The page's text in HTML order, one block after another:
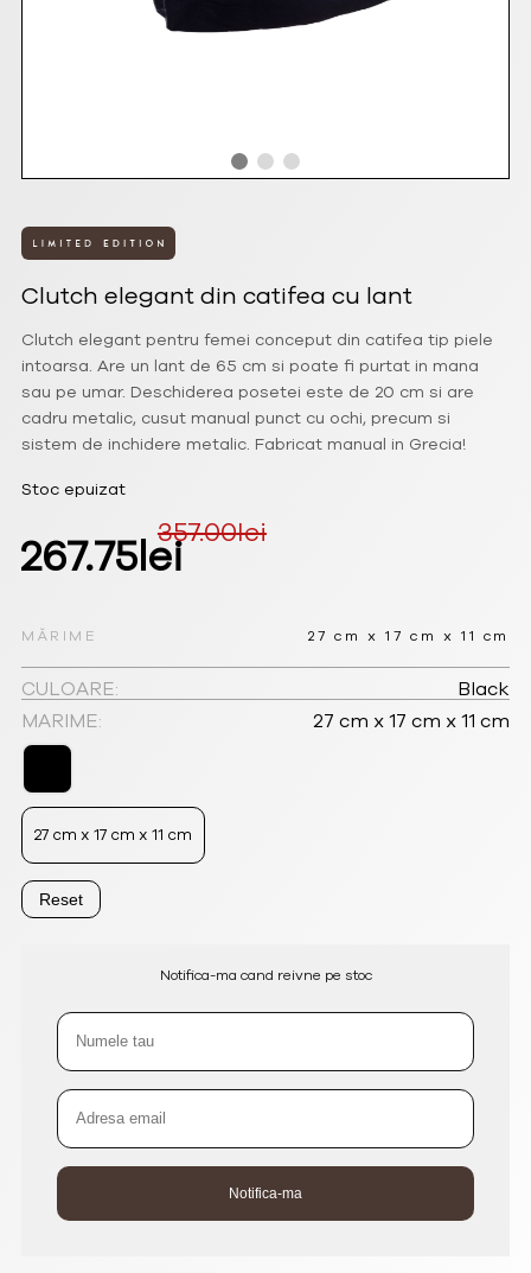
Clutch elegant din catifea cu lant
Clutch elegant pentru femei conceput din catifea tip piele
intoarsa. Are un lant de 65 cm si poate fi purtat in mana
sau pe umar. Deschiderea posetei este de 20 cm si are
cadru metalic, cusut manual punct cu ochi, precum si
sistem de inchidere metalic. Fabricat manual in Grecia!
357.00lei
Prețul
a
fost:
357.00lei.
267.75leiPrețul
267.75lei.
MĂRIME 27 cm x 17 cm x 11 cm
CULOARE:
Black
MARIME:
27 cm x 17 cm x 11 cm
27 cm x 17 cm x 11 cm
Reset
Stoc epuizat
Notifica-ma cand reivne pe stoc